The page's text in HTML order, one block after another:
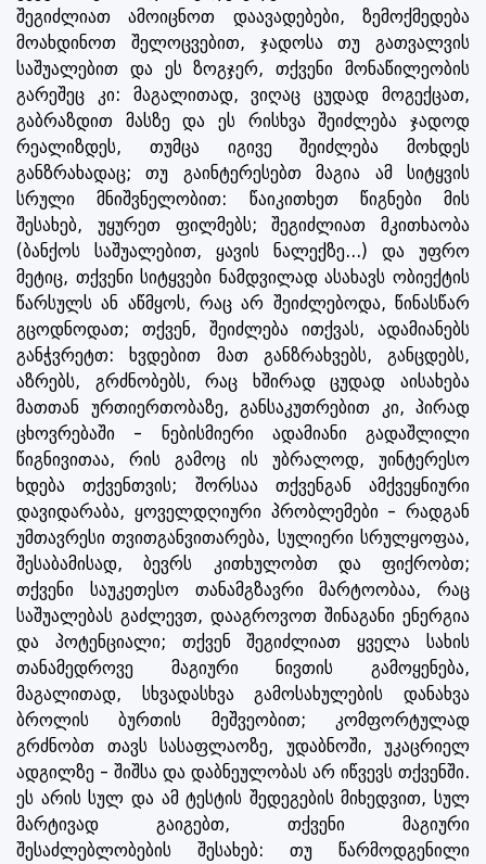
შეგიძლიათ ამოიცნოთ დაავადებები, ზემოქმედება
მოახდინოთ შელოცვებით, ჯადოსა თუ გათვალვის
საშუალებით და ეს ზოგჯერ, თქვენი მონაწილეობის
გარეშეც კი: მაგალითად, ვიღაც ცუდად მოგექცათ,
გაბრაზდით მასზე და ეს რისხვა შეიძლება ჯადოდ
რეალიზდეს, თუმცა იგივე შეიძლება მოხდეს
განზრახადაც; თუ გაინტერესებთ მაგია ამ სიტყვის
სრული მნიშვნელობით: წაიკითხეთ წიგნები მის
შესახებ, უყურეთ ფილმებს; შეგიძლიათ მკითხაობა
(ბანქოს საშუალებით, ყავის ნალექზე...) და უფრო
მეტიც, თქვენი სიტყვები ნამდვილად ასახავს ობიექტის
წარსულს ან აწმყოს, რაც არ შეიძლებოდა, წინასწარ
გცოდნოდათ; თქვენ, შეიძლება ითქვას, ადამიანებს
განჭვრეტთ: ხვდებით მათ განზრახვებს, განცდებს,
აზრებს, გრძნობებს, რაც ხშირად ცუდად აისახება
მათთან ურთიერთობაზე, განსაკუთრებით კი, პირად
ცხოვრებაში - ნებისმიერი ადამიანი გადაშლილი
წიგნივითაა, რის გამოც ის უბრალოდ, უინტერესო
ხდება თქვენთვის; შორსაა თქვენგან ამქვეყნიური
დავიდარაბა, ყოველდღიური პრობლემები - რადგან
უმთავრესი თვითგანვითარება, სულიერი სრულყოფაა,
შესაბამისად, ბევრს კითხულობთ და ფიქრობთ;
თქვენი საუკეთესო თანამგზავრი მარტოობაა, რაც
საშუალებას გაძლევთ, დააგროვოთ შინაგანი ენერგია
და პოტენციალი; თქვენ შეგიძლიათ ყველა სახის
თანამედროვე მაგიური ნივთის გამოყენება,
მაგალითად, სხვადასხვა გამოსახულების დანახვა
ბროლის ბურთის მეშვეობით; კომფორტულად
გრძნობთ თავს სასაფლაოზე, უდაბნოში, უკაცრიელ
ადგილზე - შიშსა და დაბნეულობას არ იწვევს თქვენში.
ეს არის სულ და ამ ტესტის შედეგების მიხედვით, სულ
მარტივად გაიგებთ, თქვენი მაგიური
შესაძლებლობების შესახებ: თუ წარმოდგენილი